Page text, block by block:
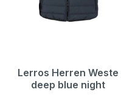
Lerros Herren Weste
deep blue night